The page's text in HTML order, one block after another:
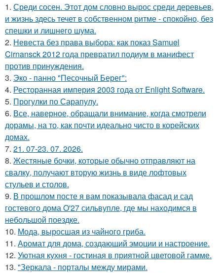
1. Среди сосен. Этот дом словно вырос среди деревьев,
и жизнь здесь течет в собственном ритме - спокойно, без
спешки и лишнего шума.
2. Невеста без права выбора: как показ Samuel
Cirnansck 2012 года превратил подиум в манифест
против принуждения.
3. Эко - панно "Песочный Берег":
4. Ресторанная империя 2003 года от Enlight Software.
5. Прогулки по Сарапулу.
6. Все, наверное, обращали внимание, когда смотрели
дорамы, на то, как почти идеально чисто в корейских
домах.
7. 21. 07-23. 07. 2026.
8. Жестяные бочки, которые обычно отправляют на
свалку, получают вторую жизнь в виде лофтовых
стульев и столов.
9. В прошлом посте я вам показывала фасад и сад
гостевого дома O'27 сильвупле, где мы находимся в
небольшой поездке.
10. Мода, выросшая из чайного гриба.
11. Аромат для дома, создающий эмоции и настроение.
12. Уютная кухня - гостиная в приятной цветовой гамме.
13. "Зеркала - порталы между мирами.